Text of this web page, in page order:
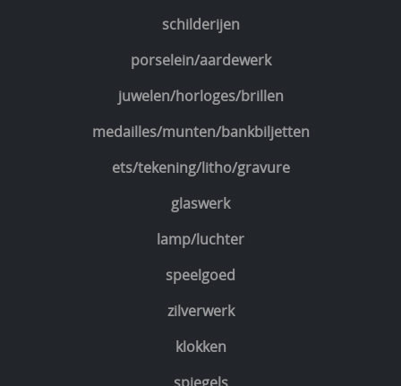
schilderijen
porselein/aardewerk
juwelen/horloges/brillen
medailles/munten/bankbiljetten
ets/tekening/litho/gravure
glaswerk
lamp/luchter
speelgoed
zilverwerk
klokken